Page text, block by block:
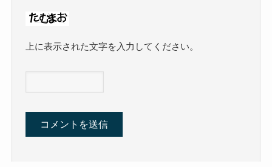
上に表示された文字を入力してください。